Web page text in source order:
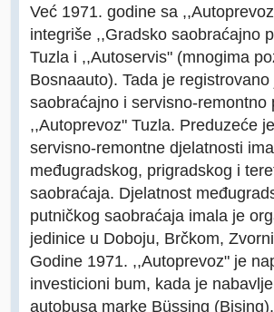
Već 1971. godine sa
integriše ,,Gradsko saobraćajno
Tuzla i ,,Autoservis" (mnogima
Bosnaauto). Tada je
saobraćajno i servisno-remontno
,,Autoprevoz" Tuzla. Preduzeće
servisno-remontne djelatnosti
međugradskog, prigradskog i
saobraćaja. Djelatnost
putničkog saobraćaja imala je
jedinice u Doboju, Brčkom,
Godine 1971. ,,Autoprevoz" je
investicioni bum, kada je
autobusa marke Büssing